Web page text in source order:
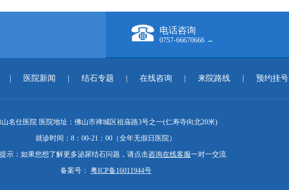
电话咨询
0757-66670666 →
| 医院新闻 | 结石专题 | 在线咨询 | 来院路线 | 预约挂号
山名仕医院 医院地址：佛山市禅城区祖庙路3号之一(仁寿寺向北20米)
就诊时间：8：00-21：00（全年无假日医院）
示：如果您想了解更多泌尿结石问题，请点击咨询在线客服一对一交流
备案号： 粤ICP备16011944号